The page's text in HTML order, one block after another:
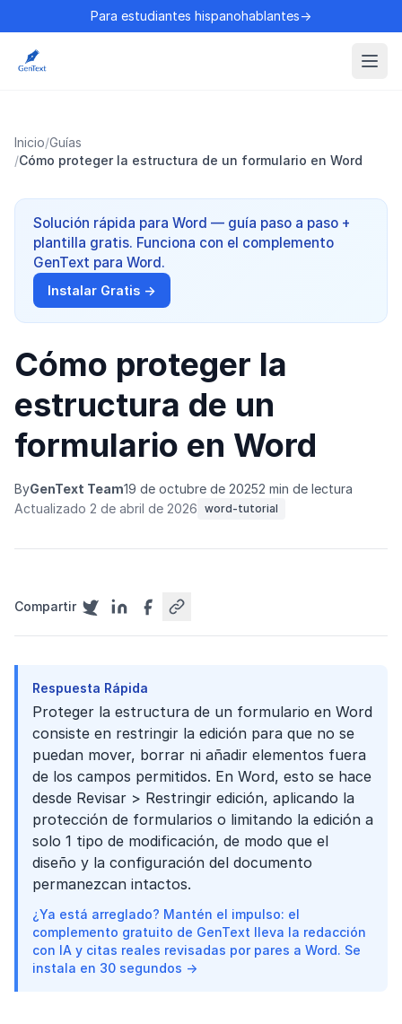
Para estudiantes hispanohablantes→
Inicio/Guías
/Cómo proteger la estructura de un formulario en Word
Solución rápida para Word — guía paso a paso +
plantilla gratis. Funciona con el complemento
GenText para Word.
Instalar Gratis →
Cómo proteger la
estructura de un
formulario en Word
ByGenText Team19 de octubre de 20252 min de lectura
Actualizado 2 de abril de 2026 word-tutorial
Compartir
Respuesta Rápida
Proteger la estructura de un formulario en Word
consiste en restringir la edición para que no se
puedan mover, borrar ni añadir elementos fuera
de los campos permitidos. En Word, esto se hace
desde Revisar > Restringir edición, aplicando la
protección de formularios o limitando la edición a
solo 1 tipo de modificación, de modo que el
diseño y la configuración del documento
permanezcan intactos.
¿Ya está arreglado? Mantén el impulso: el
complemento gratuito de GenText lleva la redacción
con IA y citas reales revisadas por pares a Word. Se
instala en 30 segundos →